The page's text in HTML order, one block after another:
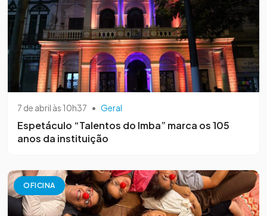
7 de abril às 10h37 • Geral
Espetáculo “Talentos do Imba” marca os 105
anos da instituição
OFICINA